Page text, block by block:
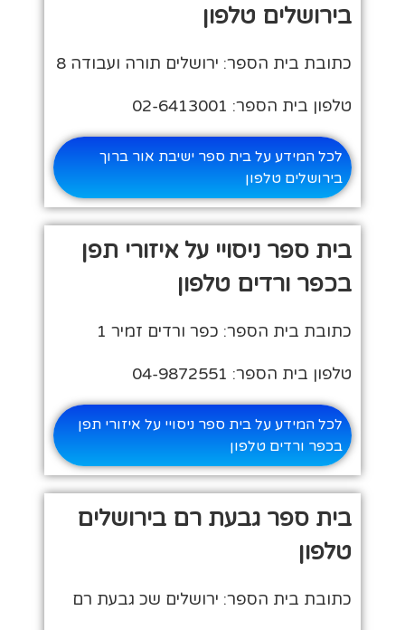
בירושלים טלפון
כתובת בית הספר: ירושלים תורה ועבודה 8
טלפון בית הספר: 02-6413001
לכל המידע על בית ספר ישיבת אור ברוך
בירושלים טלפון
בית ספר ניסויי על איזורי תפן
בכפר ורדים טלפון
כתובת בית הספר: כפר ורדים זמיר 1
טלפון בית הספר: 04-9872551
לכל המידע על בית ספר ניסויי על איזורי תפן
בכפר ורדים טלפון
בית ספר גבעת רם בירושלים
טלפון
כתובת בית הספר: ירושלים שכ גבעת רם